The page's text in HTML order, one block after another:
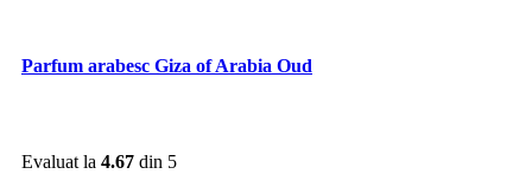
Parfum arabesc Giza of Arabia Oud
Evaluat la 4.67 din 5